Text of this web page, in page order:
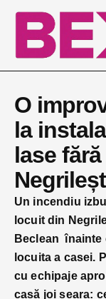
O
la
lase
Un incendiu
locuit din
Beclean înainte
locuita a casei.
cu echipaje
casă joi seara: